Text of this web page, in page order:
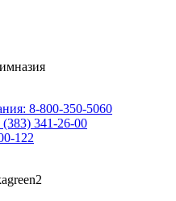
8-800-350-5060
341-26-00
122